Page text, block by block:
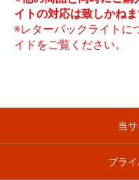
イトの対応は致しかねま
※レターパックライトに
イドをご覧ください。
当
プラ